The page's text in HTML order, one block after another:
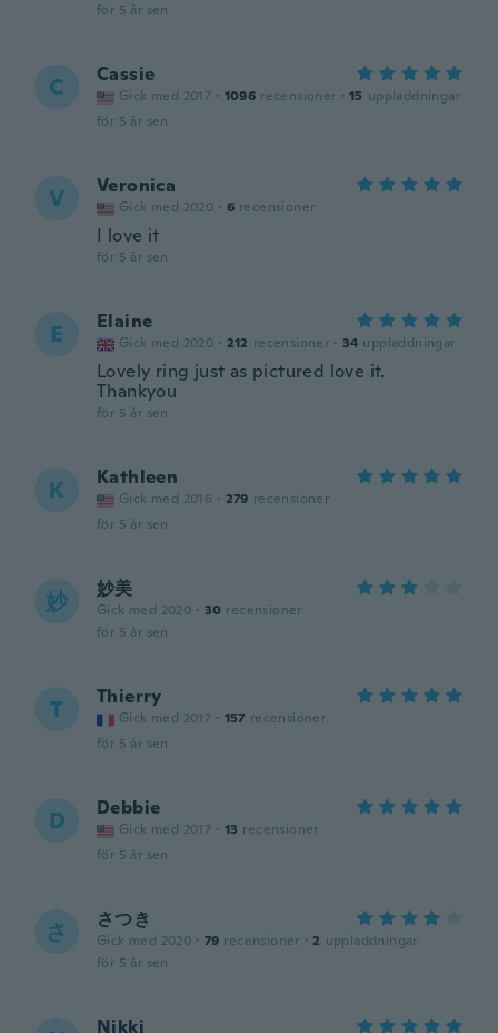
för 5 år sen
C Cassie
Gick med 2017 · 1096 recensioner · 15 uppladdningar
för 5 år sen
V Veronica
Gick med 2020 · 6 recensioner
I love it
för 5 år sen
E Elaine
Gick med 2020 · 212 recensioner · 34 uppladdningar
Lovely ring just as pictured love it.
Thankyou
för 5 år sen
K Kathleen
Gick med 2016 · 279 recensioner
för 5 år sen
妙 妙美
Gick med 2020 · 30 recensioner
för 5 år sen
T Thierry
Gick med 2017 · 157 recensioner
för 5 år sen
D Debbie
Gick med 2017 · 13 recensioner
för 5 år sen
さ さつき
Gick med 2020 · 79 recensioner · 2 uppladdningar
för 5 år sen
Nikki